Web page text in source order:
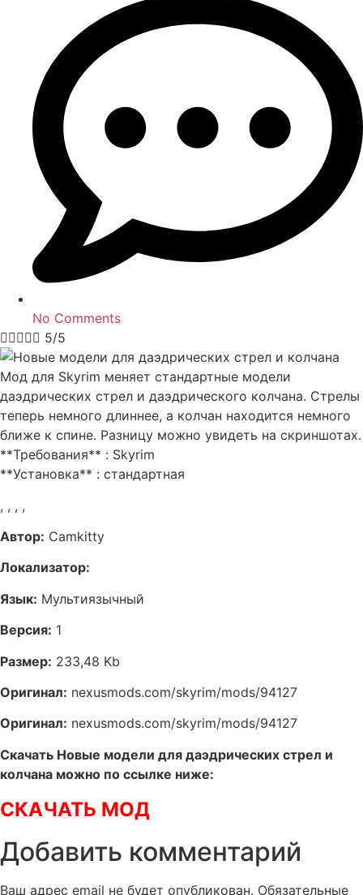
No Comments
 5/5
Мод для Skyrim меняет стандартные модели
даэдрических стрел и даэдрического колчана. Стрелы
теперь немного длиннее, а колчан находится немного
ближе к спине. Разницу можно увидеть на скриншотах.
**Требования** : Skyrim
**Установка** : стандартная
, , , ,
Автор: Camkitty
Локализатор:
Язык: Мультиязычный
Версия: 1
Размер: 233,48 Kb
Оригинал: nexusmods.com/skyrim/mods/94127
Оригинал: nexusmods.com/skyrim/mods/94127
Скачать Новые модели для даэдрических стрел и
колчана можно по ссылке ниже:
СКАЧАТЬ МОД
Добавить комментарий
Ваш адрес email не будет опубликован. Обязательные